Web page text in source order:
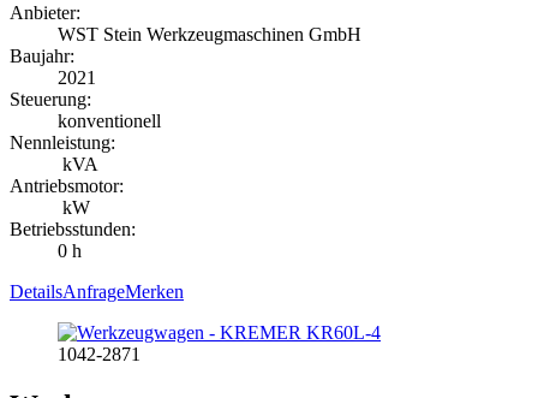
Anbieter:
WST Stein Werkzeugmaschinen GmbH
Baujahr:
2021
Steuerung:
konventionell
Nennleistung:
kVA
Antriebsmotor:
kW
Betriebsstunden:
0 h
DetailsAnfrageMerken
1042-2871